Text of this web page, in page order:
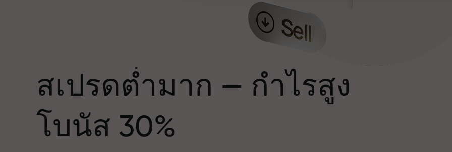
เทรดมีคุณค่าเดียวกัน Aleš Loprais นำความ
มุ่งมั่นและวินัยเข้าสู่โลกของการเทรด ใน
ฐานะพันธมิตรที่สร้างแรงบันดาลใจให้ลูกค้า
สเปรดต่ำมาก — กำไรสูง
โบนัส 30%